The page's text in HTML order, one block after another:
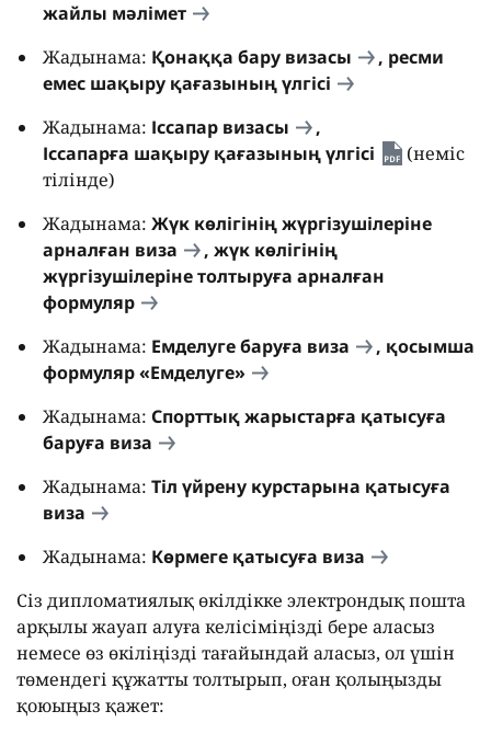
жайлы мәлімет
Жадынама: Қонаққа бару визасы , ресми
емес шақыру қағазының үлгісі
Жадынама: Іссапар визасы
,
Іссапарға шақыру қағазының үлгісі
(неміс
тілінде)
Жадынама: Жүк көлігінің жүргізушілеріне
арналған виза
, жүк көлігінің
жүргізушілеріне толтыруға арналған
формуляр
Жадынама: Емделуге баруға виза , қосымша
формуляр «Емделуге»
Жадынама: Спорттық жарыстарға қатысуға
баруға виза
Жадынама: Тіл үйрену курстарына қатысуға
виза
Жадынама: Көрмеге қатысуға виза
Сіз дипломатиялық өкілдікке электрондық пошта
арқылы жауап алуға келісіміңізді бере аласыз
немесе өз өкіліңізді тағайындай аласыз, ол үшін
төмендегі құжатты толтырып, оған қолыңызды
қоюыңыз қажет: